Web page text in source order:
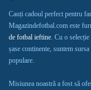
Cauți cadoul perfect pentru
Magazindefotbal.com este
de fotbal ieftine. Cu o
șase continente, suntem
populare.
Misiunea noastră a fost să